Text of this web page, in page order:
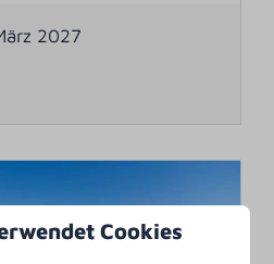
2027
Cookies